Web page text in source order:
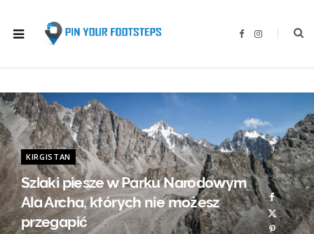
F
I
KIRGISTAN
Szlaki piesze w Parku Narodowym
Ala Archa, których nie możesz
przegapić